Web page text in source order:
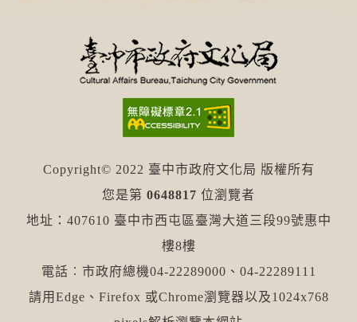
Copyright© 2022 臺中市政府文化局 版權所有
您是第 0648817 位瀏覽者
地址：407610 臺中市西屯區臺灣大道三段99號惠中
樓8樓
電話︰市政府總機04-22289000、04-22289111
請用Edge、Firefox 或Chrome瀏覽器以及1024x768